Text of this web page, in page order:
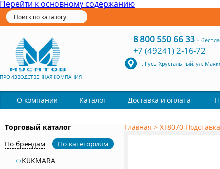
Перейти к основному содержанию
ПРОИЗВОДСТВЕННАЯ КОМПАНИЯ
8 800 550 66 33-
+7 (49241) 2-16-72
г. Гусь-Хрустальный, ул.
О компании Каталог Доставка и оплата
Торговый каталог
По брендам
По категориям
KUKMARA
Главная > ХТ8070